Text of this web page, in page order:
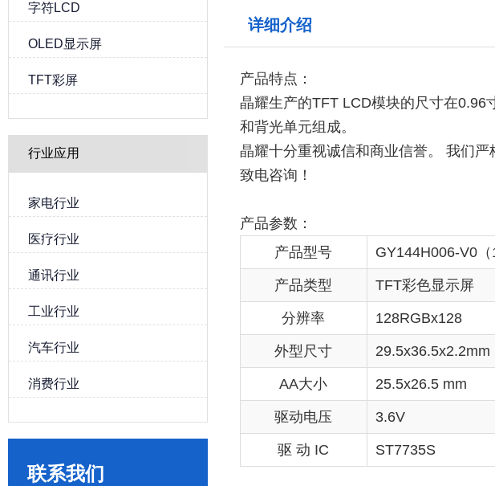
字符LCD
OLED显示屏
TFT彩屏
行业应用
家电行业
医疗行业
通讯行业
工业行业
汽车行业
消费行业
联系我们
详细介绍
产品特点：
晶耀生产的TFT LCD模块的尺寸在0.96
和背光单元组成。
晶耀十分重视诚信和商业信誉。 我们
致电咨询！
产品参数：
产品型号
GY144H006-V0（
产品类型 TFT彩色显示屏
分辨率 128RGBx128
外型尺寸 29.5x36.5x2.2mm
AA大小 25.5x26.5 mm
驱动电压 3.6V
驱 动 IC ST7735S